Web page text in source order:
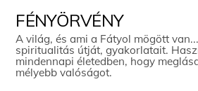
content
FÉNYÖRVÉNY
A világ, és ami a Fátyol mögött
spiritualitás útját, gyakorlatait.
mindennapi életedben, hogy
mélyebb valóságot.